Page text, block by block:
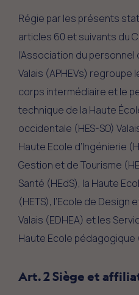
Régie par les présents
articles 60 et suivants du
l’Association du
Valais (APHEVs)
corps intermédiaire et le
technique de la Haute
occidentale (HES-SO)
Haute Ecole d’Ingénierie
Gestion et de Tourisme
Santé (HEdS), la Haute
(HETS), l’Ecole de Design
Valais (EDHEA) et les
Haute Ecole pédagogique
Art. 2 Siège et